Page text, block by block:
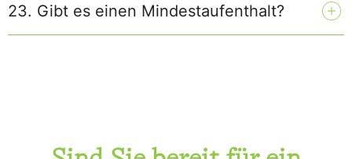
23. Gibt es einen Mindestaufenthalt?